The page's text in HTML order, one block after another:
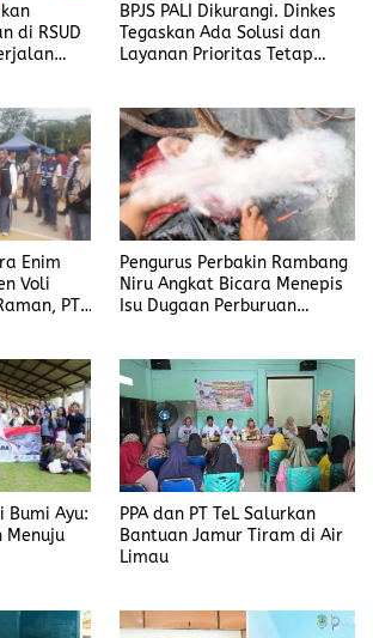
di RSUD
BPJS PALI Dikurangi. Dinkes
Tegaskan Ada Solusi dan
Layanan Prioritas Tetap
Enim
Voli
PT.
Pengurus Perbakin Rambang
Niru Angkat Bicara Menepis
Isu Dugaan Perburuan
Bumi Ayu:
Menuju
PPA dan PT TeL Salurkan
Bantuan Jamur Tiram di Air
Limau